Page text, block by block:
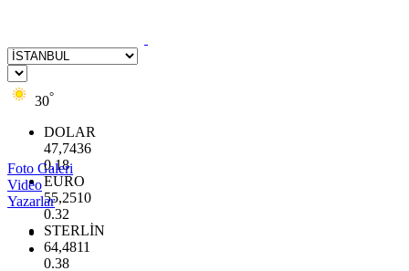
30°
DOLAR
47,7436
0.18
EURO
55,2510
0.32
STERLİN
64,4811
0.38
Foto Galeri
Video
Yazarlar